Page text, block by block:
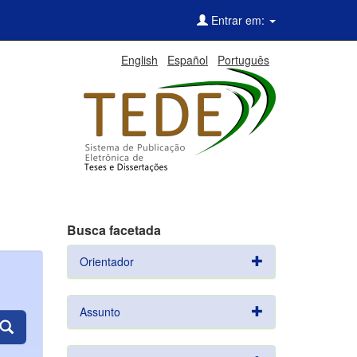
Entrar em:
English Español Português
Busca facetada
Orientador
Assunto